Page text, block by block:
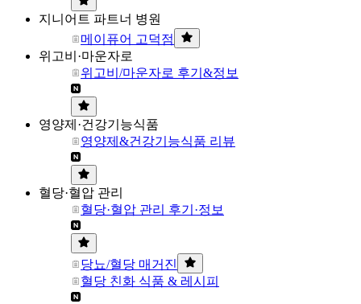
지니어트 파트너 병원
메이퓨어 고덕점
위고비·마운자로
위고비/마운자로 후기&정보
영양제·건강기능식품
영양제&건강기능식품 리뷰
혈당·혈압 관리
혈당·혈압 관리 후기·정보
당뇨/혈당 매거진
혈당 친화 식품 & 레시피